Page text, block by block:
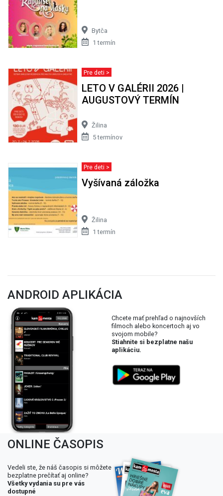
Bytča
1 termín
Pre deti >
LETO V GALÉRII 2026 |
AUGUSTOVÝ TERMÍN
Žilina
5 termínov
Pre deti >
Vyšívaná záložka
Žilina
1 termín
ANDROID APLIKÁCIA
Chcete mať prehľad o najnovších
filmoch alebo koncertoch aj vo
svojom mobile?
Stiahnite si bezplatne našu
aplikáciu.
ONLINE ČASOPIS
Vedeli ste, že náš časopis si môžete
bezplatne prečítať aj online?
Všetky vydania su pre vás
dostupné